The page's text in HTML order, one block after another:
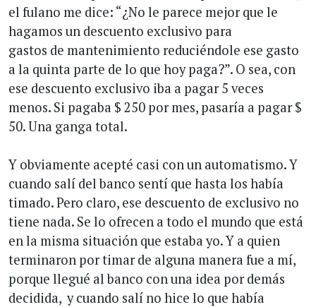
el fulano me dice: “¿No le parece mejor que le
hagamos un descuento exclusivo para
gastos de mantenimiento reduciéndole ese gasto
a la quinta parte de lo que hoy paga?”. O sea, con
ese descuento exclusivo iba a pagar 5 veces
menos. Si pagaba $ 250 por mes, pasaría a pagar $
50. Una ganga total.
Y obviamente acepté casi con un automatismo. Y
cuando salí del banco sentí que hasta los había
timado. Pero claro, ese descuento de exclusivo no
tiene nada. Se lo ofrecen a todo el mundo que está
en la misma situación que estaba yo. Y a quien
terminaron por timar de alguna manera fue a mí,
porque llegué al banco con una idea por demás
decidida, y cuando salí no hice lo que había